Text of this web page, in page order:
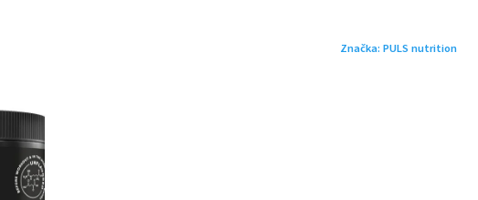
Značka: PULS nutrition